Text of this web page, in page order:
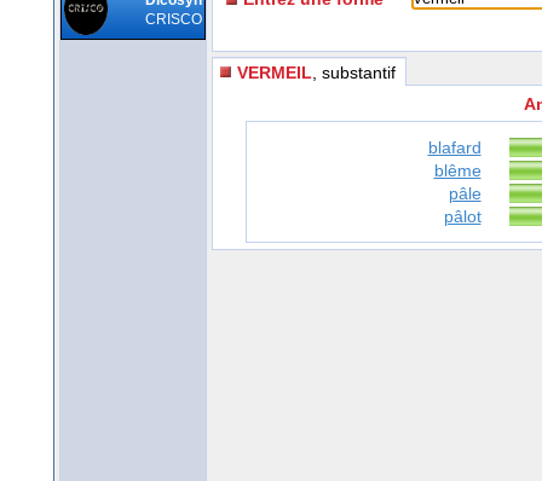
CRISCO
VERMEIL , substantif
blafard
blême
pâle
pâlot